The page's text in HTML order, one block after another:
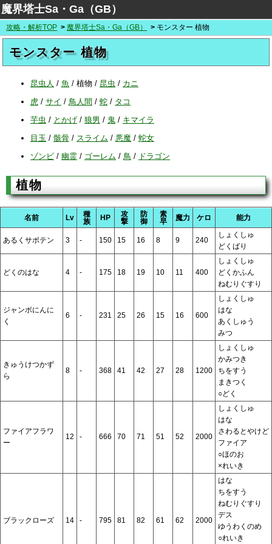
魔界塔士Sa・Ga（GB）
攻略・解析TOP 魔界塔士Sa・Ga（GB） モンスター 植物
モンスター 植物
昆虫人 / 魚 / 植物 / 昆虫 / カニ
虎 / サイ / 鳥人間 / 蛇 / タコ
芋虫 / とかげ / 狼男 / 鬼 / キマイラ
目玉 / 骸骨 / スライム / 悪魔 / 蛇女
ゾンビ / 幽霊 / ゴーレム / 鳥 / ドラゴン
植物
名前 Lv
種
族
HP
攻
撃
防
御
素
早
魔力 ケロ 能力
あるくサボテン 3 - 150 15 16 8 9 240
しょくしゅ
どくばり
どくのはな 4 - 175 18 19 10 11 400
しょくしゅ
どくかふん
ねむりぐすり
ジャンボにんに
く
6 - 231 25 26 15 16 600
しょくしゅ
はな
あくしゅう
みつ
きゅうけつかず
ら
8 - 368 41 42 27 28 1200
しょくしゅ
かみつき
ちをすう
まきつく
○どく
ファイアフラワ
ー
12 - 666 70 71 51 52 2000
しょくしゅ
はな
さわるとやけど
ファイア
○ほのお
×れいき
ブラックローズ 14 - 795 81 82 61 62 2000
はな
ちをすう
ねむりぐすり
デス
ゆうわくのめ
○れいき